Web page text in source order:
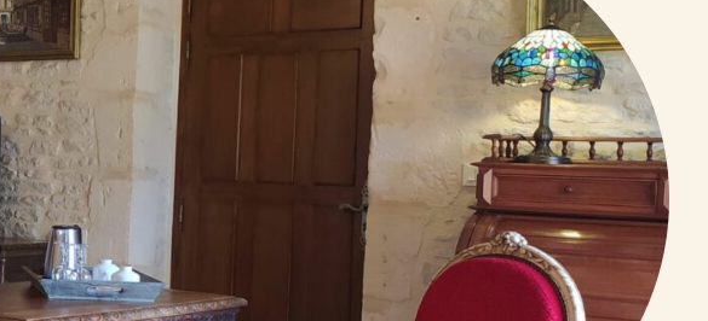
Voir nos gites à la mer –
Asnelles
Voir nos autres gites –
Crépon
Que visiter à proximité de l’hôtel ?